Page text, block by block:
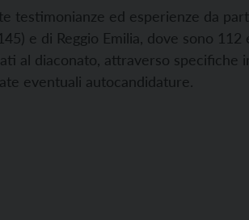
testimonianze ed esperienze da
e di Reggio Emilia, dove sono
al diaconato, attraverso specifiche
eventuali autocandidature.